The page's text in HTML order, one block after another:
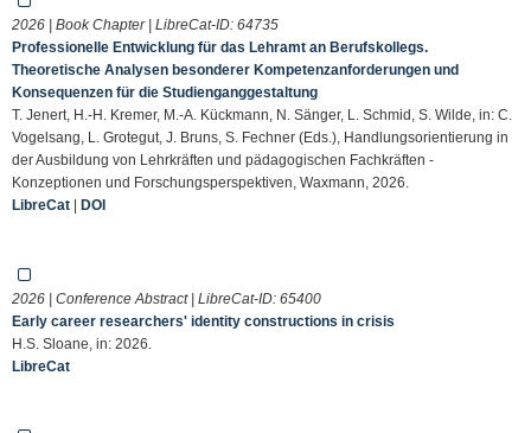
2026 | Book Chapter | LibreCat-ID: 64735
Professionelle Entwicklung für das Lehramt an Berufskollegs.
Theoretische Analysen besonderer Kompetenzanforderungen und
Konsequenzen für die Studienganggestaltung
T. Jenert, H.-H. Kremer, M.-A. Kückmann, N. Sänger, L. Schmid, S. Wilde, in: C.
Vogelsang, L. Grotegut, J. Bruns, S. Fechner (Eds.), Handlungsorientierung in
der Ausbildung von Lehrkräften und pädagogischen Fachkräften -
Konzeptionen und Forschungsperspektiven, Waxmann, 2026.
LibreCat | DOI
2026 | Conference Abstract | LibreCat-ID: 65400
Early career researchers' identity constructions in crisis
H.S. Sloane, in: 2026.
LibreCat